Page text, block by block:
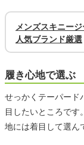
メンズスキニー
人気ブランド厳選
履き心地で選ぶ
せっかくテーパード
目したいところです
地には着目して選ん